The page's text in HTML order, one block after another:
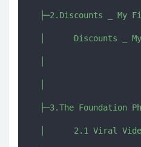
├─2.Discounts _ My
│      Discounts _
├─3.The Foundation
│      2.1 Viral